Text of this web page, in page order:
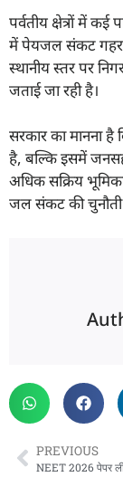
पर्वतीय क्षेत्रों में
में पेयजल संकट
स्थानीय स्तर पर
जताई जा रही है।
सरकार का मानना
है, बल्कि इसमें
अधिक सक्रिय
जल संकट की चुनौती
PREVIOUS